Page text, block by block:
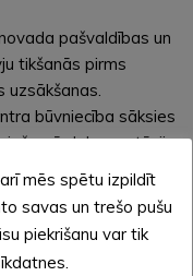
pašvaldības un
tikšanās pirms
būvniecība sāksies
dokumentācija
mēs spētu izpildīt
savas un trešo pušu
piekrišanu var tik